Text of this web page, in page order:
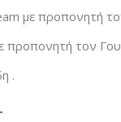
με προπονητή
προπονητή τον
.